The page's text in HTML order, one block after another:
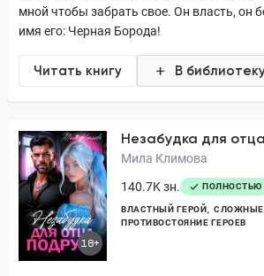
мной чтобы забрать свое. Он власть, он
имя его: Черная Борода!
Читать книгу В
18+
Незабудка для
Мила Климова
140.7K зн.
ПОЛНОСТЬЮ
ВЛАСТНЫЙ ГЕРОЙ
СЛОЖНЫЕ
ПРОТИВОСТОЯНИЕ ГЕРОЕВ